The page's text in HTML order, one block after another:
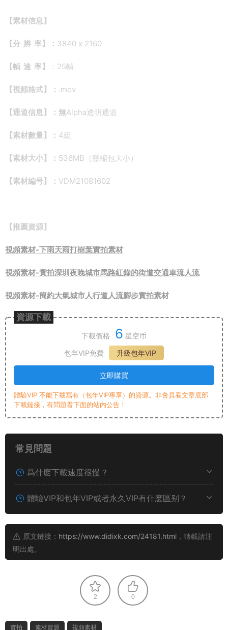
【素材信息】
【分 辨 率】： 3840 x 2160
【幀 速 率】 ：25幀
【視頻格式】： .mov
【通道信息】：無Alpha透明通道
【素材數量】： 4組
【素材大小】： 536MB（壓縮包大小）
【素材編号】： VDM21081602
【推薦資源】
視頻素材-下雨天雨打樹葉實拍素材
視頻素材-實拍深圳夜晚城市馬路紅錄的街道交通車流人流
視頻素材-簡約大氣城市人行道人流腳步實拍素材
資源下載
下載價格 6 星空币
包年VIP免費
升級包年VIP
立即購買
體驗VIP 不能下載寫有（包年VIP專享）的資源。非會員看文章底部
下載鏈接，有問題看下面的站内公告！
常見問題
爲什麽下載速度很慢？
體驗VIP和包年VIP或者永久VIP有什麽區别？
原文鏈接： https://www.didixk.com/24181.html ，轉載請注
明出處。
2 0
實拍 素材資源 視頻素材